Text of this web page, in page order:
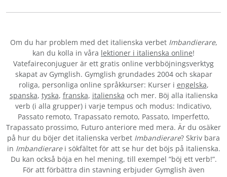
Om du har problem med det italienska verbet Imbandierare,
kan du kolla in våra lektioner i italienska online!
Vatefaireconjuguer är ett gratis online verbböjningsverktyg
skapat av Gymglish. Gymglish grundades 2004 och skapar
roliga, personliga online språkkurser: Kurser i engelska,
spanska, tyska, franska, italienska och mer. Böj alla italienska
verb (i alla grupper) i varje tempus och modus: Indicativo,
Passato remoto, Trapassato remoto, Passato, Imperfetto,
Trapassato prossimo, Futuro anteriore med mera. Är du osäker
på hur du böjer det italienska verbet Imbandierare? Skriv bara
in Imbandierarei sökfältet för att se hur det böjs på italienska.
Du kan också böja en hel mening, till exempel ”böj ett verb!”.
För att förbättra din stavning erbjuder Gymglish även